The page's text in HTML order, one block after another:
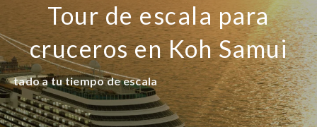
Tour de escala para
cruceros en Koh Samui
de escala